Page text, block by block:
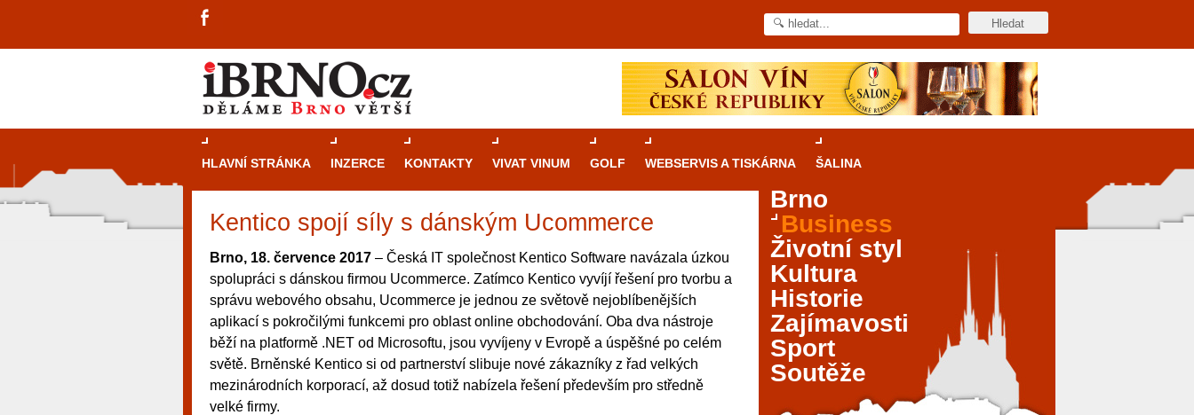
HLAVNÍ STRÁNKA INZERCE KONTAKTY VIVAT VINUM GOLF WEBSERVIS A TISKÁRNA ŠALINA
Kentico spojí síly s dánským Ucommerce
Brno, 18. července 2017 – Česká IT společnost Kentico Software navázala úzkou
spolupráci s dánskou firmou Ucommerce. Zatímco Kentico vyvíjí řešení pro tvorbu a
správu webového obsahu, Ucommerce je jednou ze světově nejoblíbenějších
aplikací s pokročilými funkcemi pro oblast online obchodování. Oba dva nástroje
běží na platformě .NET od Microsoftu, jsou vyvíjeny v Evropě a úspěšné po celém
světě. Brněnské Kentico si od partnerství slibuje nové zákazníky z řad velkých
mezinárodních korporací, až dosud totiž nabízela řešení především pro středně
velké firmy.
Průvodcekasinovými hrami v Brně: Od
rulety po video automaty
Brno je městem známým pro zajímavé památky, skvělé
restaurace, divadla a univerzity. Mimo jiné je ale také
místem, kde si můžete legálně a bezpečně vyzkoušet
různé kasinové hry. V neustále kvetoucí moravské
metropoli naleznete širokou nabídku her od klasické
rulety až po moderní automaty jak pro pravidelné
návštěvníky, tak pro příležitostné hráče. V...
Brno
Business
Životní styl
Kultura
Historie
Zajímavosti
Sport
Soutěže